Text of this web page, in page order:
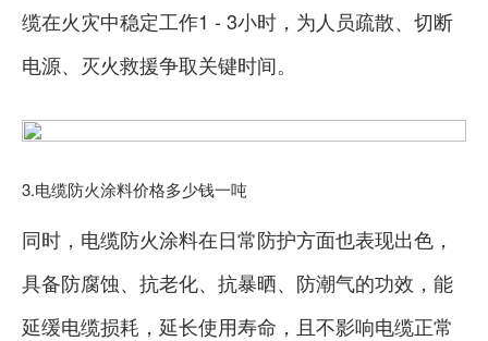
缆在火灾中稳定工作1 - 3小时，为人员疏散、切断
电源、灭火救援争取关键时间。
3.电缆防火涂料价格多少钱一吨
同时，电缆防火涂料在日常防护方面也表现出色，
具备防腐蚀、抗老化、抗暴晒、防潮气的功效，能
延缓电缆损耗，延长使用寿命，且不影响电缆正常